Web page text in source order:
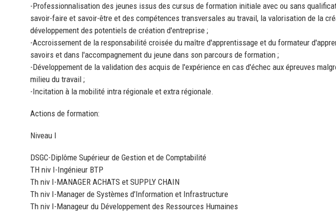
-Professionnalisation des jeunes issus des cursus de formation initiale avec ou sans
savoir-faire et savoir-être et des compétences transversales au travail, la valorisation de la
développement des potentiels de création d'entreprise ;
-Accroissement de la responsabilité croisée du maître d'apprentissage et du formateur
savoirs et dans l'accompagnement du jeune dans son parcours de formation ;
-Développement de la validation des acquis de l'expérience en cas d'échec aux épreuves
milieu du travail ;
-Incitation à la mobilité intra régionale et extra régionale.
Actions de formation:
Niveau I
DSGC-Diplôme Supérieur de Gestion et de Comptabilité
TH niv I-Ingénieur BTP
Th niv I-MANAGER ACHATS et SUPPLY CHAIN
Th niv I-Manager de Systèmes d’Information et Infrastructure
Th niv I-Manageur du Développement des Ressources Humaines